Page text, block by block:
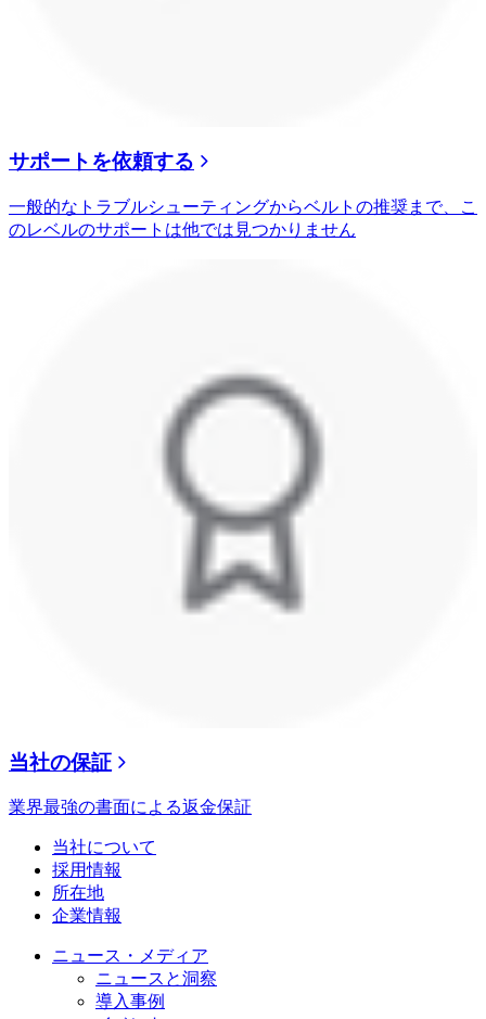
サポートを依頼する
一般的なトラブルシューティングからベルトの推奨まで、こ
のレベルのサポートは他では見つかりません
当社の保証
業界最強の書面による返金保証
当社について
採用情報
所在地
企業情報
ニュース・メディア
ニュースと洞察
導入事例